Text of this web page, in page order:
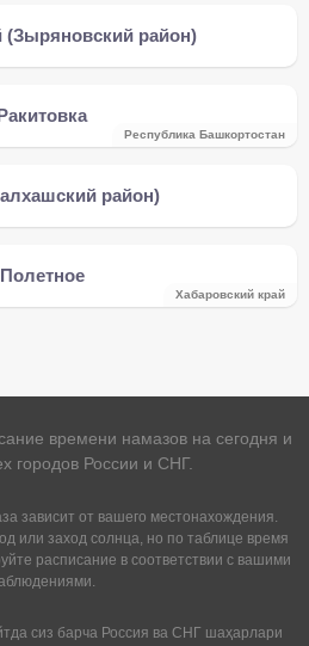
(Зыряновский район)
Республика Башкортостан
район)
Полетное
Хабаровский край
времени намазов на сегодня и
городов России и СНГ.
зависит от вашего местонахождения.
или заход солнца, но по таблице время
расписание в соответствии с вашими
сиз барча Россия ва СНГ шаҳарлари